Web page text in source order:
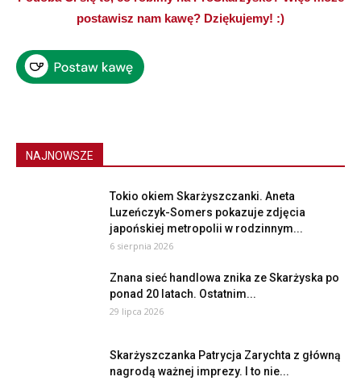
postawisz nam kawę? Dziękujemy! :)
NAJNOWSZE
Tokio okiem Skarżyszczanki. Aneta
Luzeńczyk-Somers pokazuje zdjęcia
japońskiej metropolii w rodzinnym...
6 sierpnia 2026
Znana sieć handlowa znika ze Skarżyska po
ponad 20 latach. Ostatnim...
29 lipca 2026
Skarżyszczanka Patrycja Zarychta z główną
nagrodą ważnej imprezy. I to nie...